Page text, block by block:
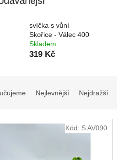
svíčka s vůní –
Skořice - Válec 400
Skladem
319 Kč
Nejlevnější Nejdražší
Kód: S AV090